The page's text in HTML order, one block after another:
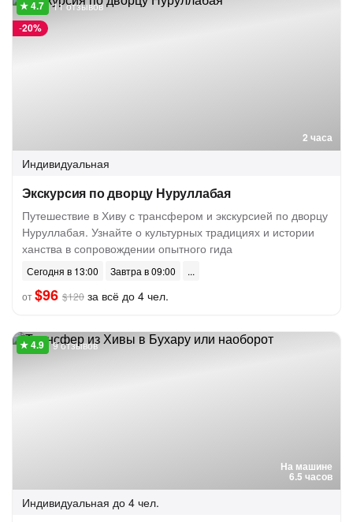
2 часа
-20%
11 отзывов
Индивидуальная
Экскурсия по дворцу Нуруллабая
Путешествие в Хиву с трансфером и экскурсией по дворцу
Нуруллабая. Узнайте о культурных традициях и истории
ханства в сопровождении опытного гида
Сегодня в 13:00
Завтра в 09:00
от$96 $120 за всё до 4 чел.
На машине
6.5 часов
9 отзывов
Индивидуальная до 4 чел.